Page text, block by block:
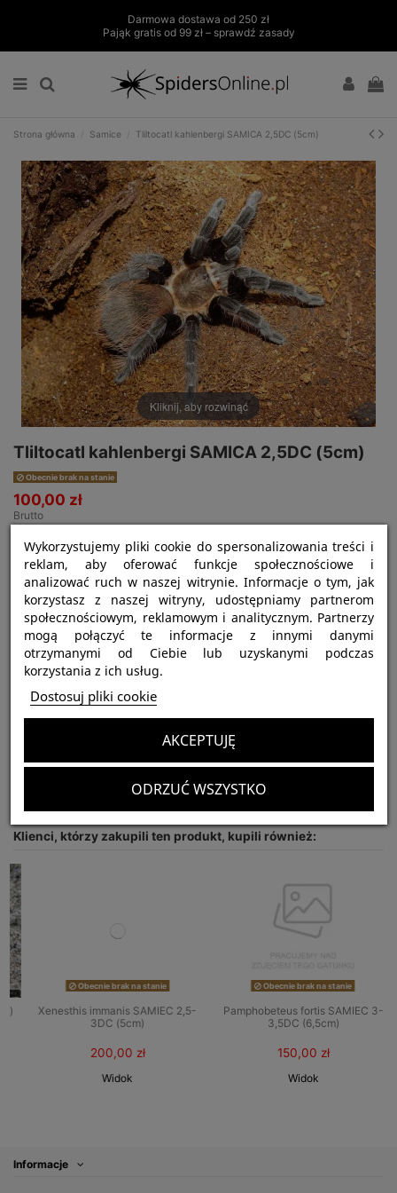
Darmowa dostawa od 250 zł
Pająk gratis od 99 zł – sprawdź zasady
Strona główna Samice Tliltocatl kahlenbergi SAMICA 2,5DC (5cm)
Kliknij, aby rozwinąć
Tliltocatl kahlenbergi SAMICA 2,5DC (5cm)
Obecnie brak na stanie
100,00 zł
Brutto
Opis
Kupując tego ptasznika otrzymasz wymagane dokumenty!
Klienci, którzy zakupili ten produkt, kupili również:
Obecnie brak na stanie
Xenesthis immanis SAMIEC 2,5-
3DC (5cm)
200,00 zł
Widok
Obecnie brak na stanie
Pamphobeteus fortis SAMIEC 3-
3,5DC (6,5cm)
150,00 zł
Widok
Informacje
Wykorzystujemy pliki cookie do spersonalizowania treści i
reklam, aby oferować funkcje społecznościowe i
analizować ruch w naszej witrynie. Informacje o tym, jak
korzystasz z naszej witryny, udostępniamy partnerom
społecznościowym, reklamowym i analitycznym. Partnerzy
mogą połączyć te informacje z innymi danymi
otrzymanymi od Ciebie lub uzyskanymi podczas
korzystania z ich usług.
Dostosuj pliki cookie
ODRZUĆ WSZYSTKO
AKCEPTUJĘ